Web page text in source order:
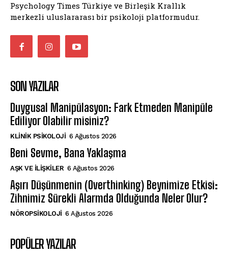
Psychology Times Türkiye ve Birleşik Krallık
merkezli uluslararası bir psikoloji platformudur.
SON YAZILAR
Duygusal Manipülasyon: Fark Etmeden Manipüle
Ediliyor Olabilir misiniz?
KLINIK PSIKOLOJI 6 Ağustos 2026
Beni Sevme, Bana Yaklaşma
AŞK VE İLIŞKILER 6 Ağustos 2026
Aşırı Düşünmenin (Overthinking) Beynimize Etkisi:
Zihnimiz Sürekli Alarmda Olduğunda Neler Olur?
NÖROPSIKOLOJI 6 Ağustos 2026
POPÜLER YAZILAR